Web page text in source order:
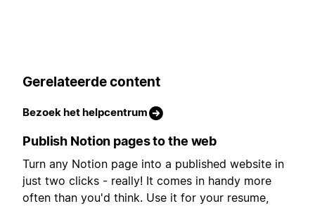
Gerelateerde content
Bezoek het helpcentrum
Publish Notion pages to the web
Turn any Notion page into a published website in
just two clicks - really! It comes in handy more
often than you'd think. Use it for your resume,